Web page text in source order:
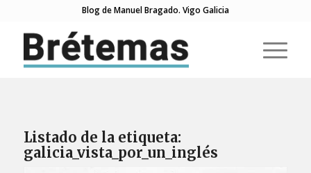
Blog de Manuel Bragado. Vigo Galicia
Listado de la etiqueta:
galicia_vista_por_un_inglés